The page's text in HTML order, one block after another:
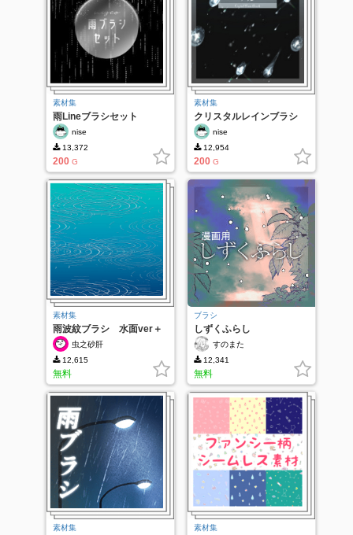
素材集
雨Lineブラシセット
nise
13,372
200 G
素材集
クリスタルレインブラシ
nise
12,954
200 G
素材集
雨波紋ブラシ 水面ver＋
おまけ虫之砂肝
12,615
無料
ブラシ
しずくふらし
すのまた
12,341
無料
素材集 素材集